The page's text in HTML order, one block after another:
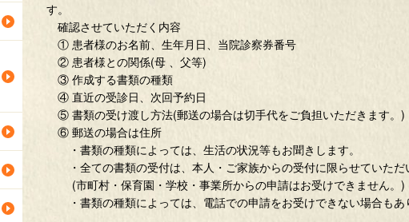
す。
確認させていただく内容
① 患者様のお名前、生年月日、当院診察券番号
② 患者様との関係(母 、父等)
③ 作成する書類の種類
④ 直近の受診日、次回予約日
⑤ 書類の受け渡し方法(郵送の場合は切手代をご負担いただきます。)
⑥ 郵送の場合は住所
・書類の種類によっては、生活の状況等もお聞きします。
・全ての書類の受付は、本人・ご家族からの受付に限らせていただ
(市町村・保育園・学校・事業所からの申請はお受けできません。)
・書類の種類によっては、電話での申請をお受けできない場合もあ